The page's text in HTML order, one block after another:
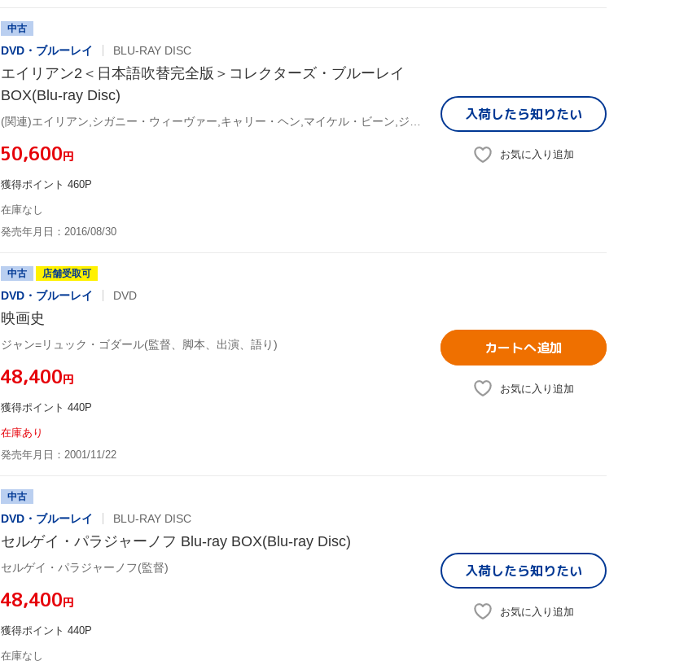
中古
DVD・ブルーレイ BLU-RAY DISC
エイリアン2＜日本語吹替完全版＞コレクターズ・ブルーレイ
BOX(Blu-ray Disc)
¥50,600円
獲得ポイント 460P
在庫なし
発売年月日：2016/08/30
入荷したら知りたい
お気に入り追加
中古 店舗受取可
DVD・ブルーレイ DVD
映画史
ジャン=リュック・ゴダール(監督、脚本、出演、語り)
¥48,400円
獲得ポイント 440P
在庫あり
発売年月日：2001/11/22
カートへ追加
お気に入り追加
中古
DVD・ブルーレイ BLU-RAY DISC
セルゲイ・パラジャーノフ Blu-ray BOX(Blu-ray Disc)
セルゲイ・パラジャーノフ(監督)
¥48,400円
獲得ポイント 440P
在庫なし
入荷したら知りたい
お気に入り追加